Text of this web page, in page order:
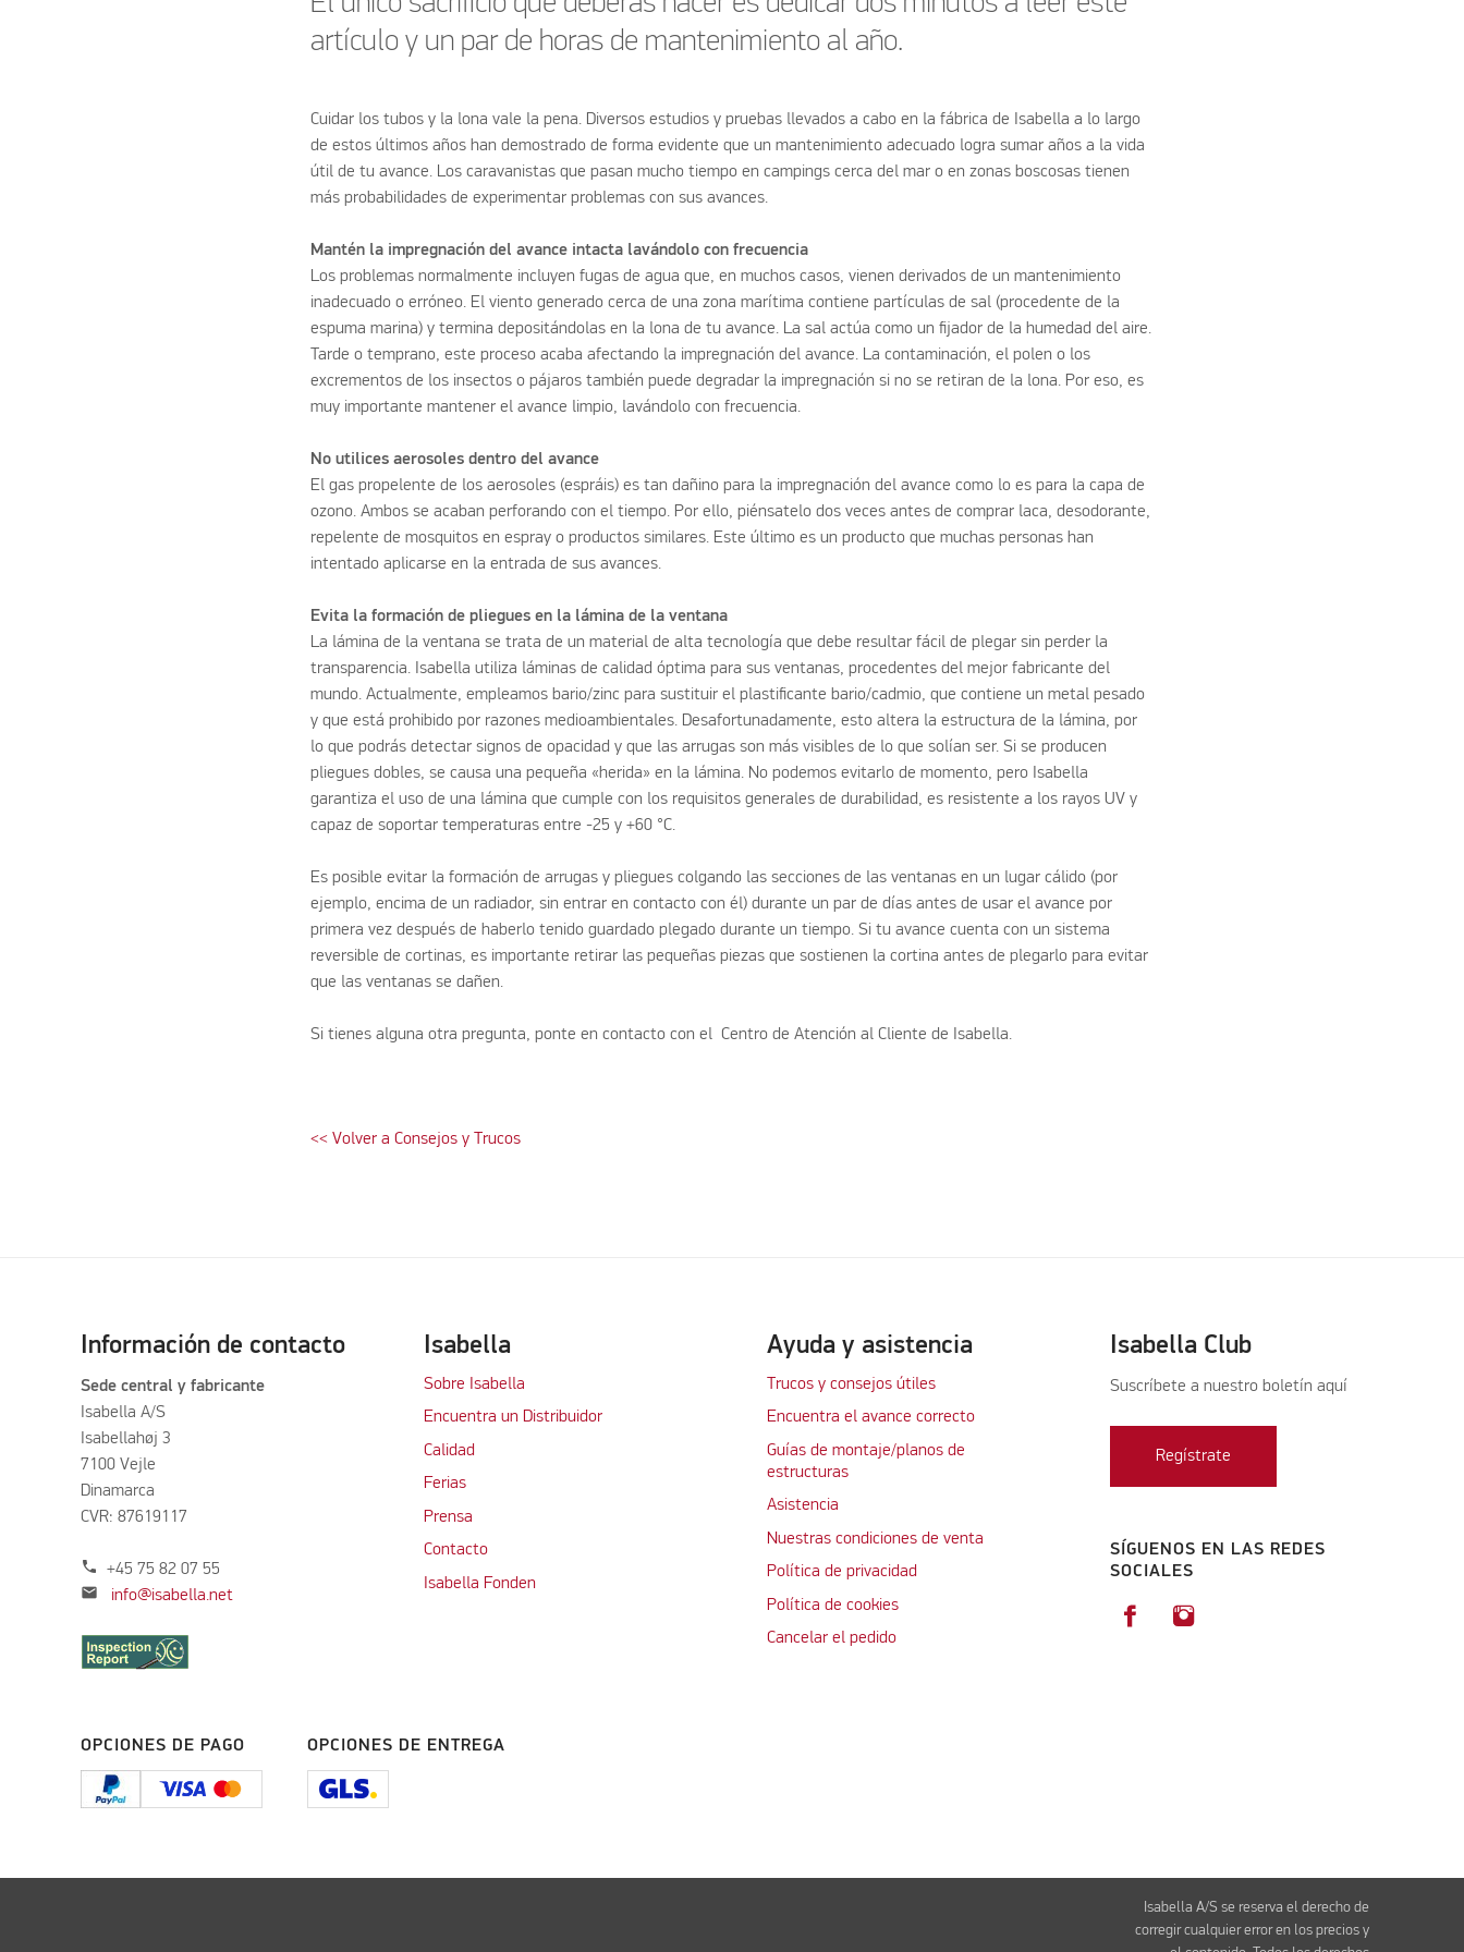
artículo y un par de horas de mantenimiento al año.
Cuidar los tubos y la lona vale la pena. Diversos estudios y pruebas llevados a cabo en la fábrica de Isabella a lo largo
de estos últimos años han demostrado de forma evidente que un mantenimiento adecuado logra sumar años a la vida
útil de tu avance. Los caravanistas que pasan mucho tiempo en campings cerca del mar o en zonas boscosas tienen
más probabilidades de experimentar problemas con sus avances.
Mantén la impregnación del avance intacta lavándolo con frecuencia
Los problemas normalmente incluyen fugas de agua que, en muchos casos, vienen derivados de un mantenimiento
inadecuado o erróneo. El viento generado cerca de una zona marítima contiene partículas de sal (procedente de la
espuma marina) y termina depositándolas en la lona de tu avance. La sal actúa como un fijador de la humedad del aire.
Tarde o temprano, este proceso acaba afectando la impregnación del avance. La contaminación, el polen o los
excrementos de los insectos o pájaros también puede degradar la impregnación si no se retiran de la lona. Por eso, es
muy importante mantener el avance limpio, lavándolo con frecuencia.
No utilices aerosoles dentro del avance
El gas propelente de los aerosoles (espráis) es tan dañino para la impregnación del avance como lo es para la capa de
ozono. Ambos se acaban perforando con el tiempo. Por ello, piénsatelo dos veces antes de comprar laca, desodorante,
repelente de mosquitos en espray o productos similares. Este último es un producto que muchas personas han
intentado aplicarse en la entrada de sus avances.
Evita la formación de pliegues en la lámina de la ventana
La lámina de la ventana se trata de un material de alta tecnología que debe resultar fácil de plegar sin perder la
transparencia. Isabella utiliza láminas de calidad óptima para sus ventanas, procedentes del mejor fabricante del
mundo. Actualmente, empleamos bario/zinc para sustituir el plastificante bario/cadmio, que contiene un metal pesado
y que está prohibido por razones medioambientales. Desafortunadamente, esto altera la estructura de la lámina, por
lo que podrás detectar signos de opacidad y que las arrugas son más visibles de lo que solían ser. Si se producen
pliegues dobles, se causa una pequeña «herida» en la lámina. No podemos evitarlo de momento, pero Isabella
garantiza el uso de una lámina que cumple con los requisitos generales de durabilidad, es resistente a los rayos UV y
capaz de soportar temperaturas entre -25 y +60 °C.
Es posible evitar la formación de arrugas y pliegues colgando las secciones de las ventanas en un lugar cálido (por
ejemplo, encima de un radiador, sin entrar en contacto con él) durante un par de días antes de usar el avance por
primera vez después de haberlo tenido guardado plegado durante un tiempo. Si tu avance cuenta con un sistema
reversible de cortinas, es importante retirar las pequeñas piezas que sostienen la cortina antes de plegarlo para evitar
que las ventanas se dañen.
Si tienes alguna otra pregunta, ponte en contacto con el Centro de Atención al Cliente de Isabella.
<< Volver a Consejos y Trucos
Información de contacto
Sede central y fabricante
Isabella A/S
Isabellahøj 3
7100 Vejle
Dinamarca
CVR: 87619117
phone +45 75 82 07 55
mail info@isabella.net
Isabella
Sobre Isabella
Encuentra un Distribuidor
Calidad
Ferias
Prensa
Contacto
Isabella Fonden
Ayuda y asistencia
Trucos y consejos útiles
Encuentra el avance correcto
Guías de montaje/planos de
estructuras
Asistencia
Nuestras condiciones de venta
Política de privacidad
Política de cookies
Cancelar el pedido
Isabella Club
Suscríbete a nuestro boletín aquí
Regístrate
SÍGUENOS EN LAS REDES
SOCIALES
OPCIONES DE PAGO OPCIONES DE ENTREGA
Isabella A/S se reserva el derecho de
corregir cualquier error en los precios y